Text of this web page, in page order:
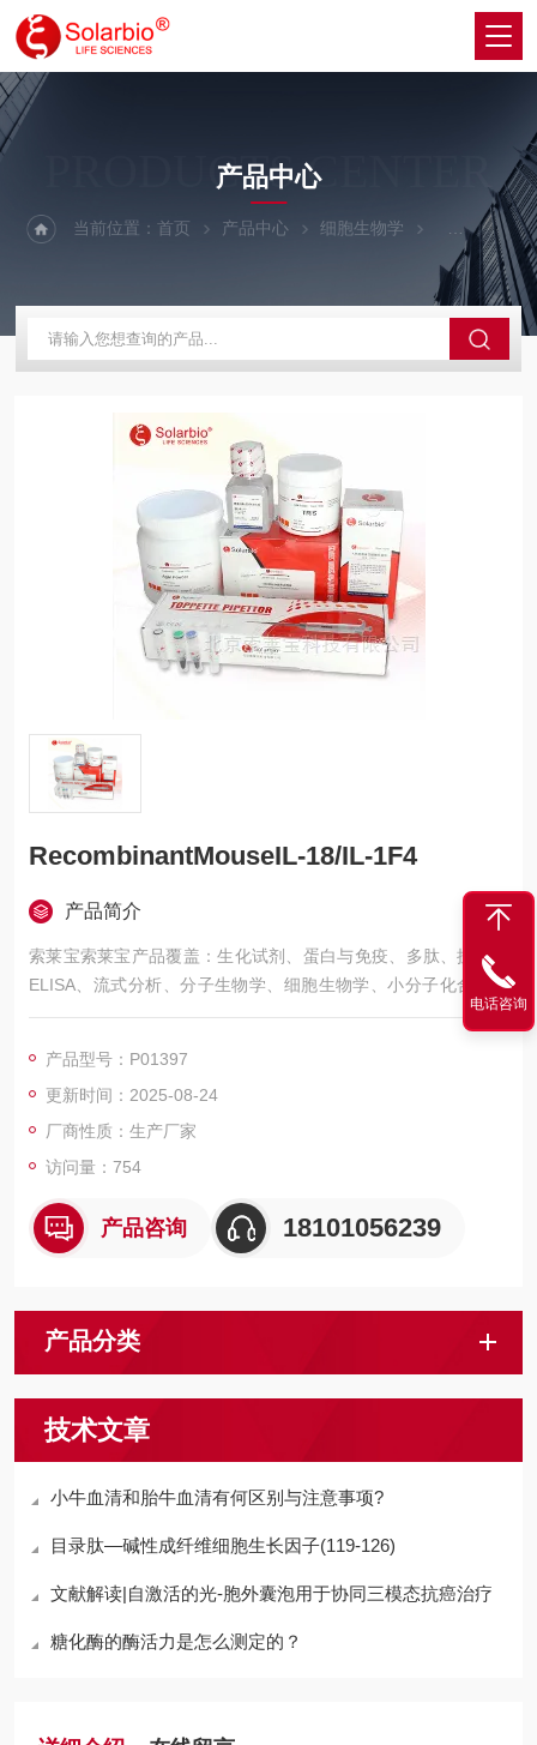
PRODUCTS CENTER
产品中心
当前位置：首页 产品中心 细胞生物学 细胞生长因子
RecombinantMouseIL-18/IL-1F4
产品简介
索莱宝索莱宝产品覆盖：生化试剂、蛋白与免疫、多肽、抗体、
ELISA、流式分析、分子生物学、细胞生物学、小分子化合物、
生化试剂盒、染色试剂、分析标准品、微生物培养、层析介质、
IL-18/IL-1F4
产品型号：P01397
更新时间：2025-08-24
厂商性质：生产厂家
访问量：754
产品咨询 18101056239
产品分类
技术文章
小牛血清和胎牛血清有何区别与注意事项?
目录肽—碱性成纤维细胞生长因子(119-126)
文献解读|自激活的光-胞外囊泡用于协同三模态抗癌治疗
糖化酶的酶活力是怎么测定的？
电话咨询